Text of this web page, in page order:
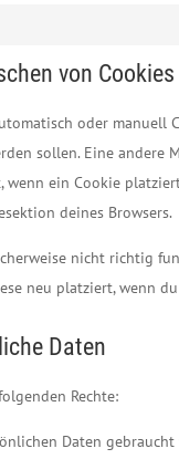
von Cookies
oder manuell
sollen. Eine
ein Cookie
deines Browsers.
nicht richtig
neu platziert, wenn
Daten
Rechte:
Daten